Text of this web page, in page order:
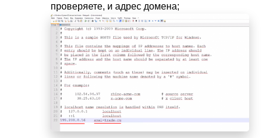
проверяете, и адрес домена;